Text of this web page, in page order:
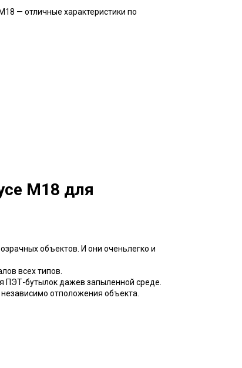
— отличные характеристики по
M18 для
объектов. И они оченьлегко и
всех типов.
ПЭТ-бутылок дажев запыленной среде.
отположения объекта.